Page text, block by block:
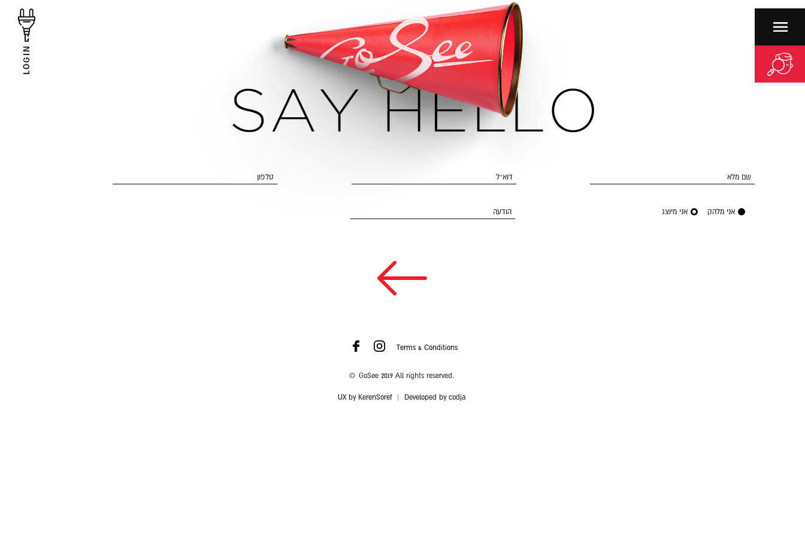
LOGIN
שם מלא דוא״ל טלפון
אני מלהק אני מיוצג הודעה
Terms & Conditions
© GoSee 2019 All rights reserved.
UX by KerenSoref| Developed by codja